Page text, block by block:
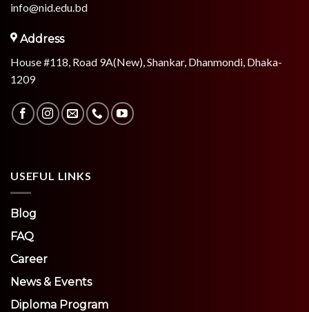
info@nid.edu.bd
Address
House #118, Road 9A(New), Shankar, Dhanmondi, Dhaka-
1209
USEFUL LINKS
Blog
FAQ
Career
News & Events
Diploma Program